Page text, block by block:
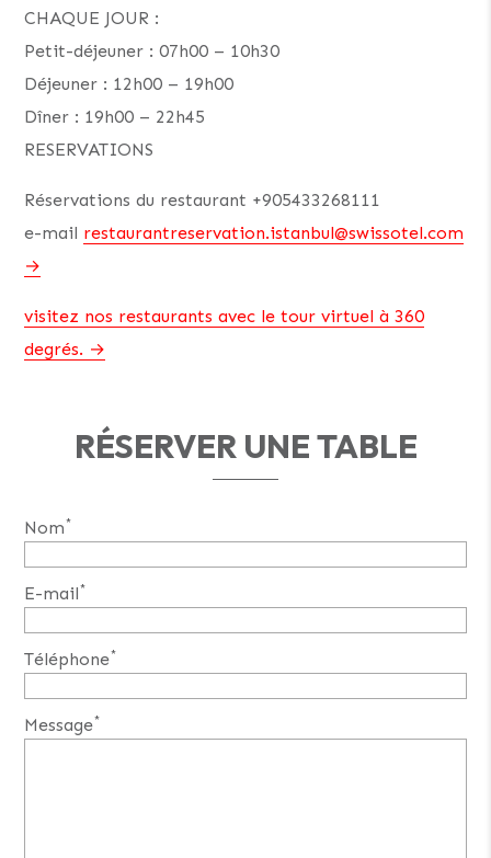
CHAQUE JOUR :
Petit-déjeuner : 07h00 – 10h30
Déjeuner : 12h00 – 19h00
Dîner : 19h00 – 22h45
RESERVATIONS
Réservations du restaurant +905433268111
e-mail restaurantreservation.istanbul@swissotel.com
visitez nos restaurants avec le tour virtuel à 360
degrés.
RÉSERVER UNE TABLE
Nom*
E-mail*
Téléphone*
Message*